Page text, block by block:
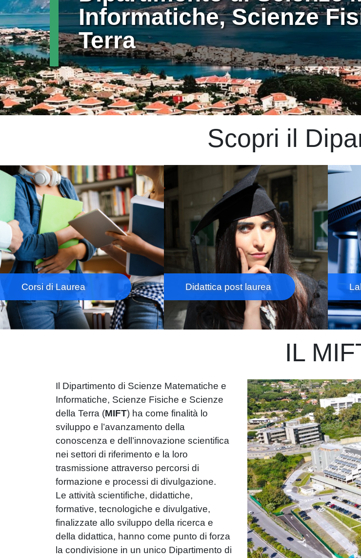
Informatiche, Scienze
Terra
Scopri il
Immagine
Corsi di Laurea
Immagine
Didattica post laurea
Immagine
IL
Il Dipartimento di Scienze Matematiche e
Informatiche, Scienze Fisiche e Scienze
della Terra (MIFT) ha come finalità lo
sviluppo e l’avanzamento della
conoscenza e dell’innovazione scientifica
nei settori di riferimento e la loro
trasmissione attraverso percorsi di
formazione e processi di divulgazione.
Le attività scientifiche, didattiche,
formative, tecnologiche e divulgative,
finalizzate allo sviluppo della ricerca e
della didattica, hanno come punto di forza
la condivisione in un unico Dipartimento di
Immagine